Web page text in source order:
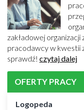
zakładowej
pracodawcy w kwestii
sprawdź! czytaj dalej
OFERTY PRACY
Logopeda